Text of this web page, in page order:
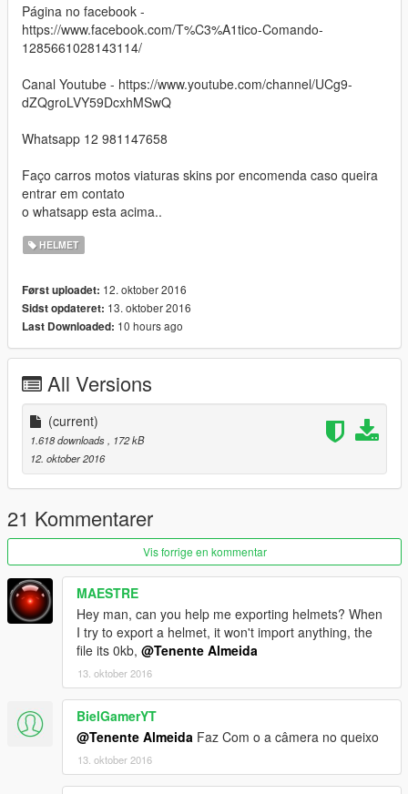
Página no facebook -
https://www.facebook.com/T%C3%A1tico-Comando-
1285661028143114/
Canal Youtube - https://www.youtube.com/channel/UCg9-
dZQgroLVY59DcxhMSwQ
Whatsapp 12 981147658
Faço carros motos viaturas skins por encomenda caso queira
entrar em contato
o whatsapp esta acima..
HELMET
Først uploadet: 12. oktober 2016
Sidst opdateret: 13. oktober 2016
Last Downloaded: 10 hours ago
All Versions
(current)
1.618 downloads
, 172 kB
12. oktober 2016
21 Kommentarer
Vis forrige en kommentar
MAESTRE
Hey man, can you help me exporting helmets? When
I try to export a helmet, it won't import anything, the
file its 0kb, @Tenente Almeida
13. oktober 2016
BielGamerYT
@Tenente Almeida Faz Com o a câmera no queixo
13. oktober 2016